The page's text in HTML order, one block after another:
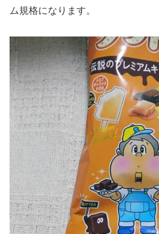
ム規格になります。